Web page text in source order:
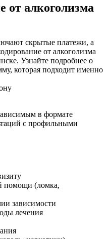
от алкоголизма
скрытые платежи, а
от алкоголизма
Узнайте подробнее о
которая подходит именно
в формате
с профильными
помощи (ломка,
зависимости
лечения